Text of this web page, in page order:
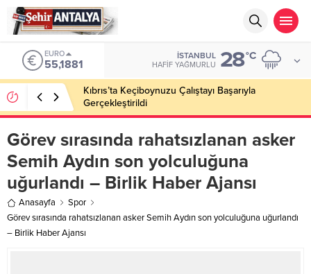
EURO
55,1881
İSTANBUL
HAFIF YAĞMURLU 28°C
Kıbrıs’ta Keçiboynuzu Çalıştayı Başarıyla
Gerçekleştirildi
Görev sırasında rahatsızlanan asker
Semih Aydın son yolculuğuna
uğurlandı – Birlik Haber Ajansı
Anasayfa
Spor
Görev sırasında rahatsızlanan asker Semih Aydın son yolculuğuna uğurlandı
– Birlik Haber Ajansı